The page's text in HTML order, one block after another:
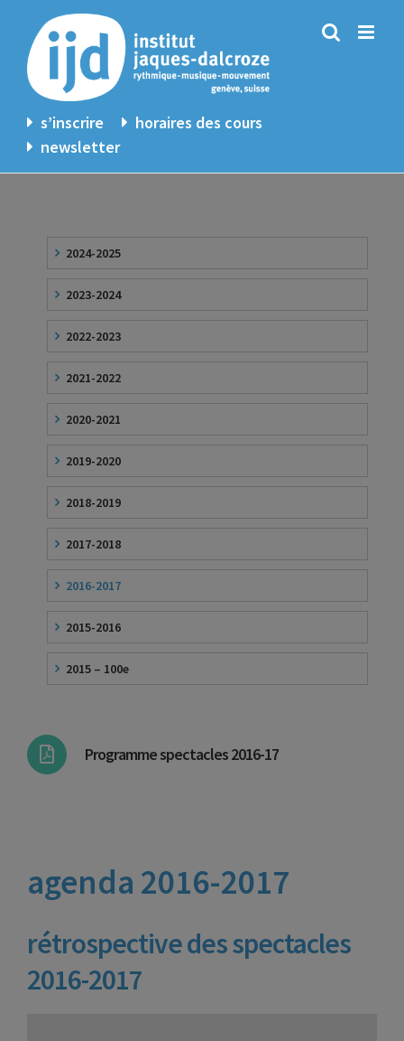
contenu
s’inscrire
horaires des cours
newsletter
2024-2025
2023-2024
2022-2023
2021-2022
2020-2021
2019-2020
2018-2019
2017-2018
2016-2017
2015-2016
2015 – 100e
Programme spectacles 2016-17
agenda 2016-2017
rétrospective des spectacles
2016-2017